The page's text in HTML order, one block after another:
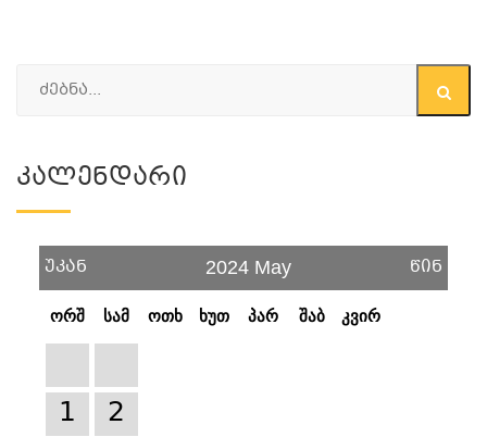
Კალენდარი
უკან 2024 May წინ
ორშ სამ ოთხ ხუთ პარ შაბ კვირ
1
2